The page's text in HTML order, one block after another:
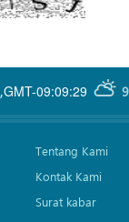
GMT-09:09:29
,
Tentang Kami
Kontak Kami
Surat kabar